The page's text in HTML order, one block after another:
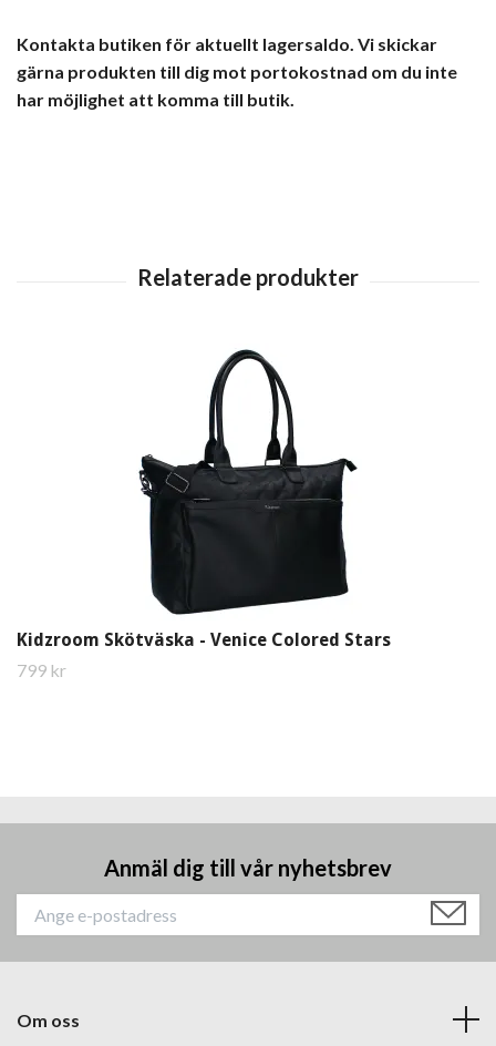
Kontakta butiken för aktuellt lagersaldo. Vi skickar
gärna produkten till dig mot portokostnad om du inte
har möjlighet att komma till butik.
Kidzroom Skötväska - Venice Colored Stars
799 kr
Anmäl dig till vår nyhetsbrev
Om oss